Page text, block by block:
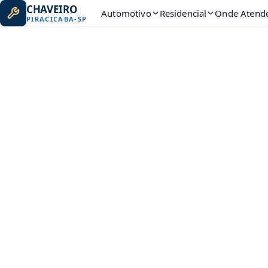
CHAVEIRO
PIRACICABA-SP Automotivo Residencial Onde